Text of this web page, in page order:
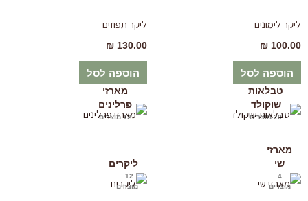
ליקר לימונים
100.00
₪
הוספה לסל
ליקר תפוזים
130.00
₪
הוספה לסל
טבלאות
שוקולד
20 מוצרים
מארזי
פרלינים
12 מוצרים
מארזי
שי
4
מוצרים
ליקרים
12
מוצרים